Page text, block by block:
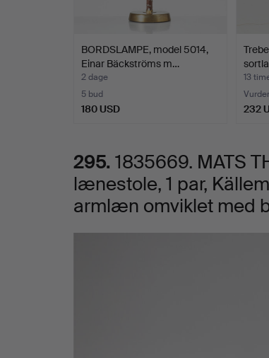
lænestole,
par,
2000,
stel
i
BORDSLAMPE, model 5014,
Einar Bäckströms m…
2 dage
5 bud
180 USD
13
232
295. 1835669. MATS
lænestole, 1 par,
armlæn omviklet med